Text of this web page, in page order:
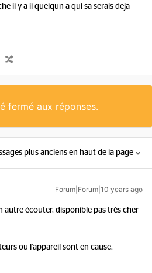
il y a il quelqun a qui sa serais deja
fermé aux réponses.
plus anciens en haut de la page
Forum|Forum|10 years ago
autre écouter, disponible pas très cher
ou l'appareil sont en cause.